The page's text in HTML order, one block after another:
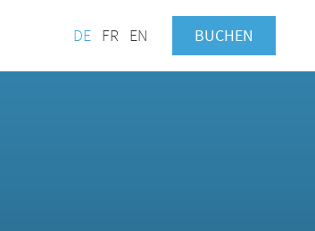
DE FR EN BUCHEN